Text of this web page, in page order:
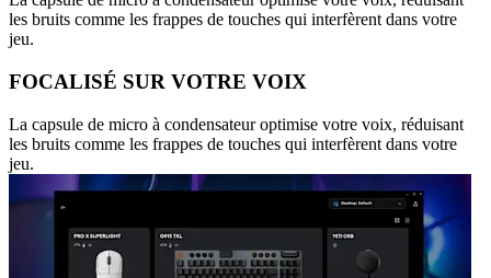
les bruits comme les frappes de touches qui interfèrent dans votre
jeu.
FOCALISÉ SUR VOTRE VOIX
La capsule de micro à condensateur optimise votre voix, réduisant
les bruits comme les frappes de touches qui interfèrent dans votre
jeu.